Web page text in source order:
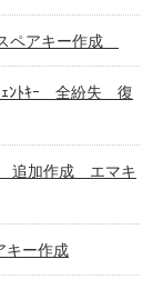
アキー作成
ﾝﾄｷｰ 全紛失 復
追加作成 エマキ
ー作成